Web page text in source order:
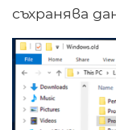
съхранява